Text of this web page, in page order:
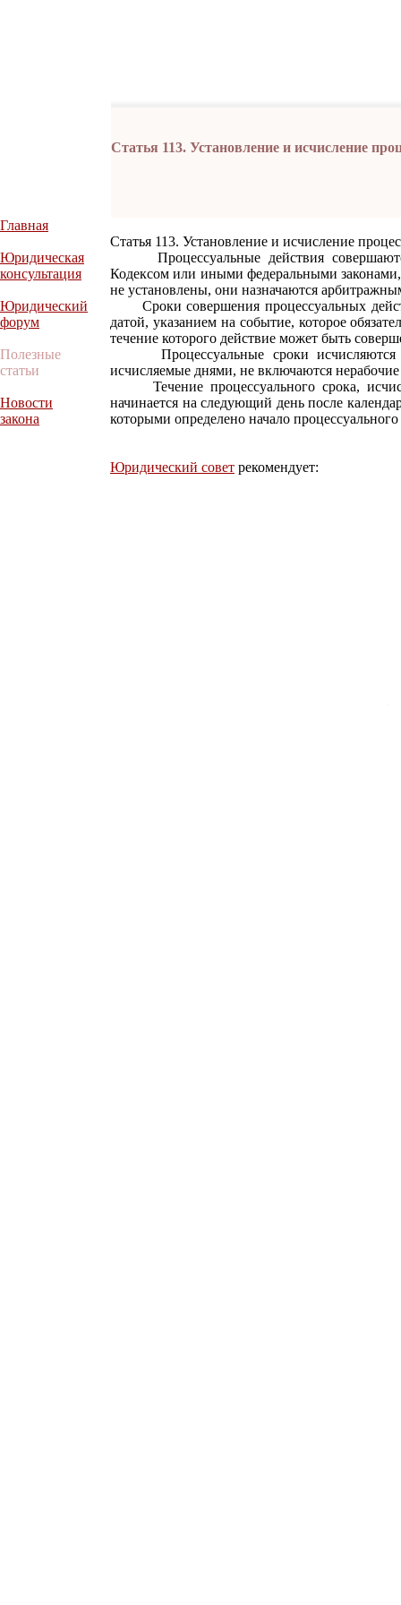
Статья 113. Установление и исчисление
Главная
Юридическая
консультация
Юридический
форум
Полезные
статьи
Новости
закона
Статья 113. Установление и исчисление
Процессуальные действия
Кодексом или иными федеральными законами,
не установлены, они назначаются
Сроки совершения процессуальных
датой, указанием на событие, которое
течение которого действие может быть
Процессуальные сроки исчисляются
исчисляемые днями, не включаются
Течение процессуального срока,
начинается на следующий день после
которыми определено начало процессуального
Юридический совет рекомендует: